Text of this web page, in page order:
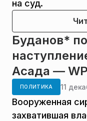
на суд.
Буданов*
Асада — WP
ПОЛИТИКА 11
Вооруженная
захватившая